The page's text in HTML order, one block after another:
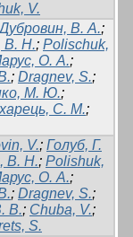
V.
Дубровин, В. А.;
В. Н.; Polischuk,
О. А.;
; Dragnev, S.;
М. Ю.;
С. М.;
V.; Голуб, Г.
В. Н.; Polishuk,
О. А.;
; Dragnev, S.;
В.; Chuba, V.;
S.